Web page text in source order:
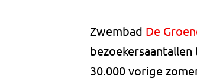
Zwembad De
30.000 vorige